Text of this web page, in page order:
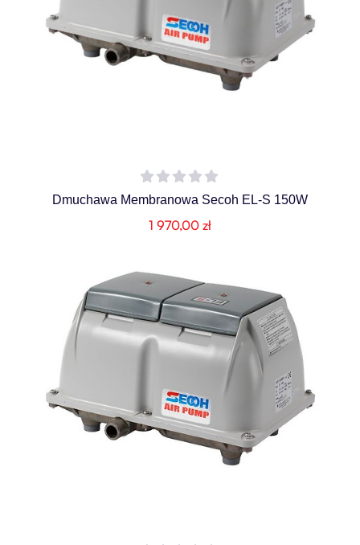
Dmuchawa Membranowa Secoh EL-S 150W
1 970,00 zł